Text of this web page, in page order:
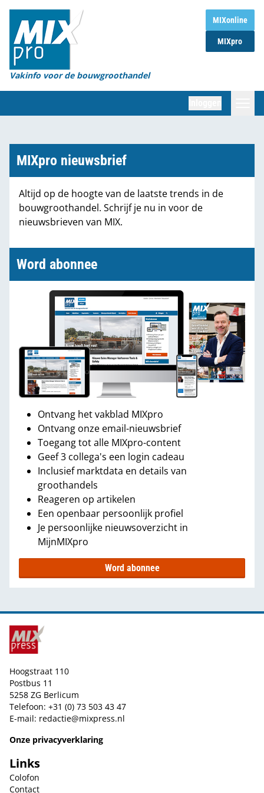
MIXonline
MIXpro
Vakinfo voor de bouwgroothandel
Home
Magazines
Organisaties
Marktcijfers
Partners
MIXpro nieuwsbrief
Altijd op de hoogte van de laatste trends in de
bouwgroothandel. Schrijf je nu in voor de
nieuwsbrieven van MIX.
Word abonnee
Ontvang het vakblad MIXpro
Ontvang onze email-nieuwsbrief
Toegang tot alle MIXpro-content
Geef 3 collega's een login cadeau
Inclusief marktdata en details van
groothandels
Reageren op artikelen
Een openbaar persoonlijk profiel
Je persoonlijke nieuwsoverzicht in
MijnMIXpro
Word abonnee
Hoogstraat 110
Postbus 11
5258 ZG Berlicum
Telefoon: +31 (0) 73 503 43 47
E-mail: redactie@mixpress.nl
Onze privacyverklaring
Links
Colofon
Contact